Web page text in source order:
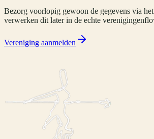
Bezorg voorlopig gewoon de gegevens via
verwerken dit later in de echte
Vereniging aanmelden